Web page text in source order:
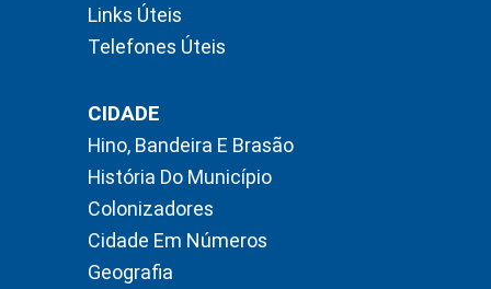
Links Úteis
Telefones Úteis
CIDADE
Hino, Bandeira E Brasão
História Do Município
Colonizadores
Cidade Em Números
Geografia